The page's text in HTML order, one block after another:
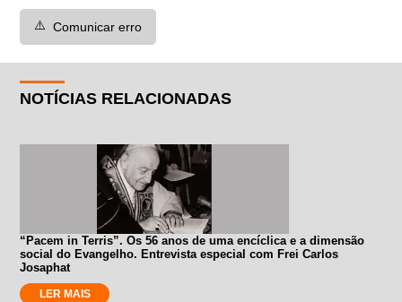
⚠️ Comunicar erro
NOTÍCIAS RELACIONADAS
“Pacem in Terris”. Os 56 anos de uma encíclica e a dimensão
social do Evangelho. Entrevista especial com Frei Carlos
Josaphat
LER MAIS